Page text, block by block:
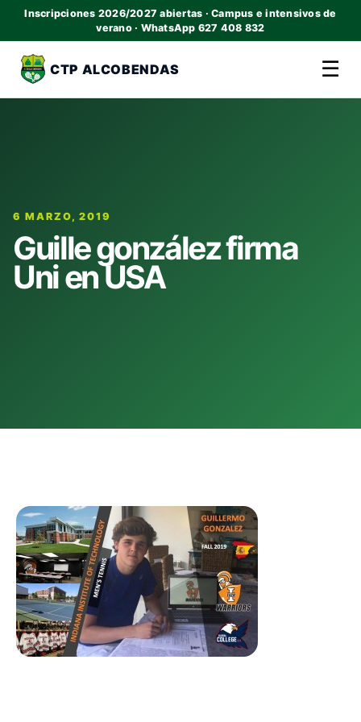
Inscripciones 2026/2027 abiertas · Campus e intensivos de
verano · WhatsApp 627 408 832
CTP ALCOBENDAS ☰
6 MARZO, 2019
Guille gonzález firma
Uni en USA